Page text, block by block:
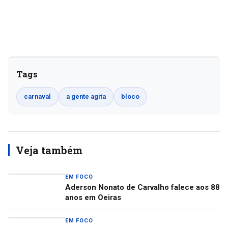
Tags
carnaval a gente agita bloco
Veja também
EM FOCO
Aderson Nonato de Carvalho falece aos 88
anos em Oeiras
EM FOCO